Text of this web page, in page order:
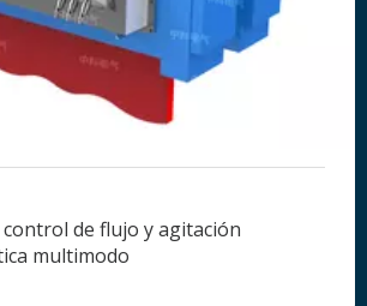
de flujo y agitación
multimodo